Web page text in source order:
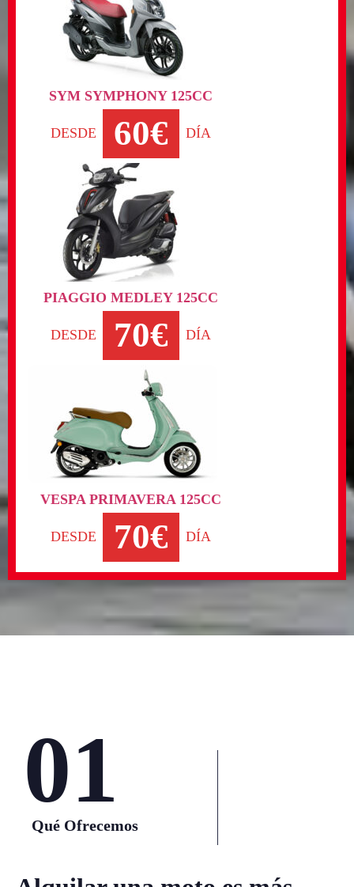
SYM SYMPHONY 125CC
DESDE 60€ DÍA
PIAGGIO MEDLEY 125CC
DESDE 70€ DÍA
VESPA PRIMAVERA 125CC
DESDE 70€ DÍA
01
Qué Ofrecemos